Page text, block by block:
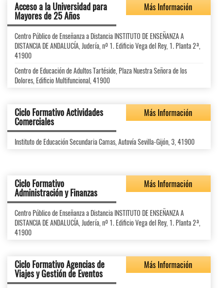
Acceso a la Universidad para
Mayores de 25 Años
Más Información
Centro Público de Enseñanza a Distancia INSTITUTO DE ENSEÑANZA A
DISTANCIA DE ANDALUCÍA, Judería, nº 1. Edificio Vega del Rey, 1. Planta 2ª,
41900
Centro de Educación de Adultos Tartéside, Plaza Nuestra Señora de los
Dolores, Edificio Multifuncional, 41900
Ciclo Formativo Actividades
Comerciales
Más Información
Instituto de Educación Secundaria Camas, Autovía Sevilla-Gijón, 3, 41900
Ciclo Formativo
Administración y Finanzas
Más Información
Centro Público de Enseñanza a Distancia INSTITUTO DE ENSEÑANZA A
DISTANCIA DE ANDALUCÍA, Judería, nº 1. Edificio Vega del Rey, 1. Planta 2ª,
41900
Ciclo Formativo Agencias de
Viajes y Gestión de Eventos
Más Información